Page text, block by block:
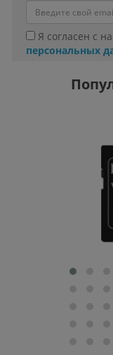
Я согласен с
персональных